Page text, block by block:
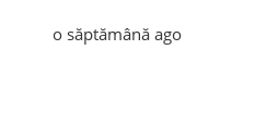
o săptămână ago